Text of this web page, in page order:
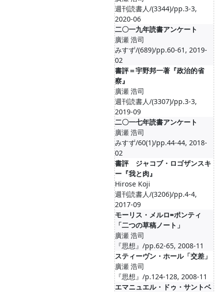
週刊読書人/(3344)/pp.3-3,
2020-06
二〇一九年読書アンケート
廣瀬 浩司
みすず/(689)/pp.60-61, 2019-
02
書評＝宇野邦一著『政治的省
察』
廣瀬 浩司
週刊読書人/(3307)/pp.3-3,
2019-09
二〇一七年読書アンケート
廣瀬 浩司
みすず/60(1)/pp.44-44, 2018-
02
書評 ジャコブ・ロゴザンスキ
ー『我と肉』
Hirose Koji
週刊読書人/(3206)/pp.4-4,
2017-09
モーリス・メルロ=ポンティ
「二つの草稿ノート」
廣瀬 浩司
『思想』/pp.62-65, 2008-11
スティーヴン・ホール「交差」
廣瀬 浩司
『思想』/p.124-128, 2008-11
エマニュエル・ドゥ・サントベ